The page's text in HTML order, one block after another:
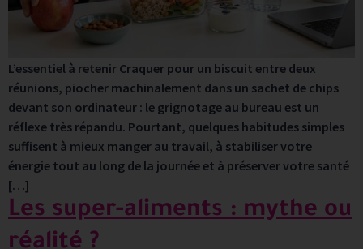
L’essentiel à retenir Craquer pour un biscuit entre deux
réunions, piocher machinalement dans un sachet de chips
devant son ordinateur : le grignotage au bureau est un
réflexe très répandu. Pourtant, quelques habitudes simples
suffisent à mieux manger au travail, à stabiliser votre
énergie tout au long de la journée et à préserver votre santé
[…]
Les super-aliments : mythe ou
réalité ?